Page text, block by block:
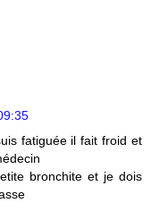
fatiguée il fait froid et
bronchite et je dois